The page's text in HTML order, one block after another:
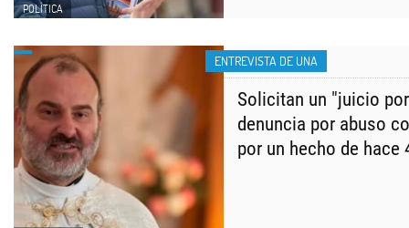
POLÍTICA
ENTREVISTA DE UNA
Solicitan un "juicio
denuncia por abuso
por un hecho de hace